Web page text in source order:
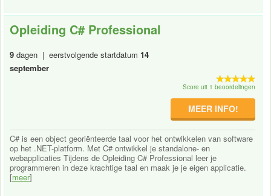
Opleiding C# Professional
9 dagen | eerstvolgende startdatum 14
september
Score uit 1 beoordelingen
MEER INFO!
C# is een object georiënteerde taal voor het ontwikkelen van software
op het .NET-platform. Met C# ontwikkel je standalone- en
webapplicaties Tijdens de Opleiding C# Professional leer je
programmeren in deze krachtige taal en maak je je eigen applicatie.
[meer]